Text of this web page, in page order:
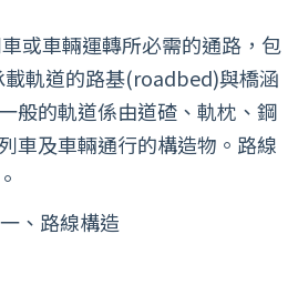
或車輛運轉所必需的通路，包
軌道的路基(roadbed)與橋涵
般的軌道係由道碴、軌枕、鋼
車及車輛通行的構造物。路線
、路線構造